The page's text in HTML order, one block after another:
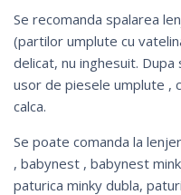
Se recomanda spalarea
(partilor umplute cu
delicat, nu inghesuit.
usor de piesele umplute ,
calca.
Se poate comanda la
, babynest , babynest
paturica minky dubla,